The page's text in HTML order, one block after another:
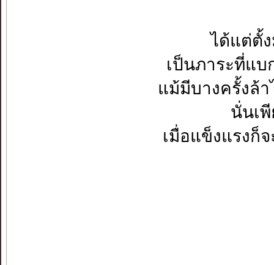
ได้แต่ตั้
เป็นภาระที่แบ
แม้มีบางครั้งล้า
นั่นเ
เมื่อแข็งแรงก็